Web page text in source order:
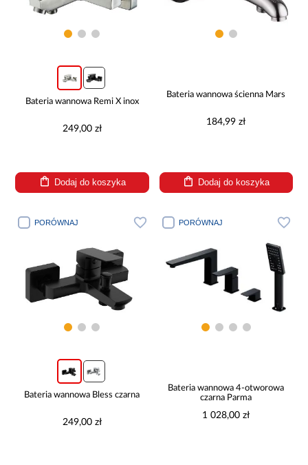
Bateria wannowa Remi X inox
249,00 zł
Dodaj do koszyka
Bateria wannowa ścienna Mars
184,99 zł
Dodaj do koszyka
PORÓWNAJ
Bateria wannowa Bless czarna
249,00 zł
PORÓWNAJ
Bateria wannowa 4-otworowa
czarna Parma
1 028,00 zł